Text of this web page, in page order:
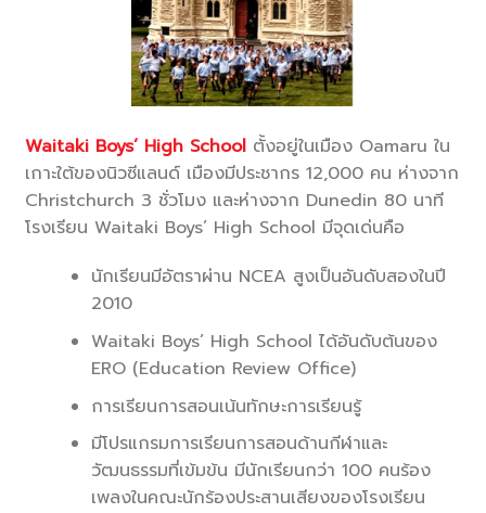
Waitaki Boys’ High School ตั้งอยู่ในเมือง Oamaru ใน
เกาะใต้ของนิวซีแลนด์ เมืองมีประชากร 12,000 คน ห่างจาก
Christchurch 3 ชั่วโมง และห่างจาก Dunedin 80 นาที
โรงเรียน Waitaki Boys’ High School มีจุดเด่นคือ
นักเรียนมีอัตราผ่าน NCEA สูงเป็นอันดับสองในปี
2010
Waitaki Boys’ High School ได้อันดับต้นของ
ERO (Education Review Office)
การเรียนการสอนเน้นทักษะการเรียนรู้
มีโปรแกรมการเรียนการสอนด้านกีฬาและ
วัฒนธรรมที่เข้มข้น มีนักเรียนกว่า 100 คนร้อง
เพลงในคณะนักร้องประสานเสียงของโรงเรียน